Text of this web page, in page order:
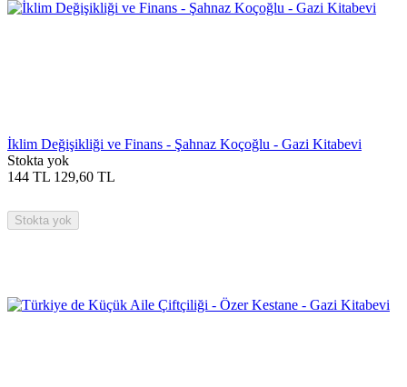
İklim Değişikliği ve Finans - Şahnaz Koçoğlu - Gazi Kitabevi
Stokta yok
144 TL 129,60 TL
Stokta yok